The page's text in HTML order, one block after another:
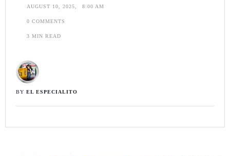
AUGUST 10, 2025 8:00 AM
0 COMMENTS
3 MIN READ
BY EL ESPECIALITO